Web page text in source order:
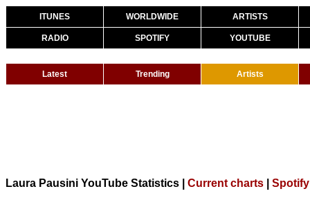
ITUNES WORLDWIDE ARTISTS
RADIO SPOTIFY YOUTUBE
Latest Trending Artists
Laura Pausini YouTube Statistics | Current charts